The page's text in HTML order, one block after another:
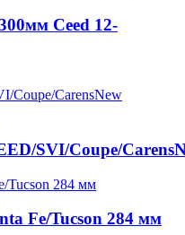
Ceed 12-
SVI/Coupe/
Fe/Tucson 284 мм